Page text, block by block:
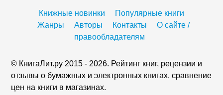
Книжные новинки
Популярные книги
Жанры
Авторы Контакты
О сайте /
правообладателям
© КнигаЛит.ру 2015 - 2026. Рейтинг книг, рецензии и
отзывы о бумажных и электронных книгах, сравнение
цен на книги в магазинах.